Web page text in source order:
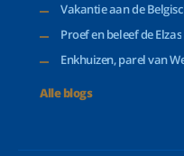
Vakantie aan de
Proef en beleef de Elzas
Enkhuizen, parel van
Alle blogs